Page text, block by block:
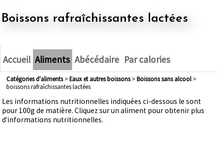
boissons rafraîchissantes lactées
Accueil Aliments Abécédaire Par calories
Catégories d'aliments> eaux et autres boissons> boissons sans alcool>
boissons rafraîchissantes lactées
Les informations nutritionnelles indiquées ci-dessous le sont
pour 100g de matière. Cliquez sur un aliment pour obtenir plus
d'informations nutritionnelles.